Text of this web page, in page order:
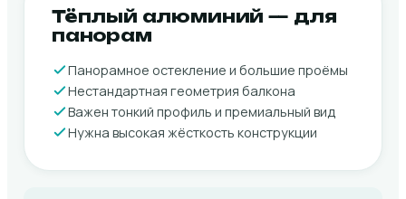
Тёплый алюминий — для
панорам
Панорамное остекление и большие проёмы
Нестандартная геометрия балкона
Важен тонкий профиль и премиальный вид
Нужна высокая жёсткость конструкции